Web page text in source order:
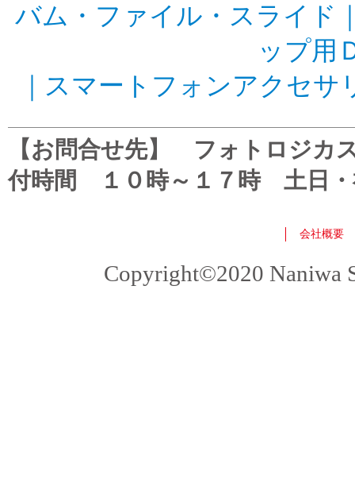
バム・ファイル・スライド
ップ用
スマートフォンアクセサ
【お問合せ先】 フォトロジ
付時間 １０時～１７時 土日・
会社概要
Copyright©2020 Naniwa